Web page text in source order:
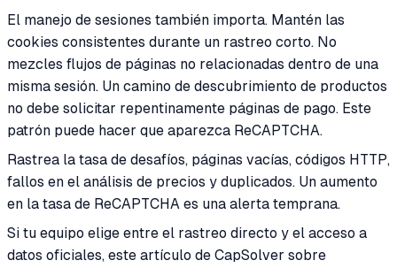
El manejo de sesiones también importa. Mantén las
cookies consistentes durante un rastreo corto. No
mezcles flujos de páginas no relacionadas dentro de una
misma sesión. Un camino de descubrimiento de productos
no debe solicitar repentinamente páginas de pago. Este
patrón puede hacer que aparezca ReCAPTCHA.
Rastrea la tasa de desafíos, páginas vacías, códigos HTTP,
fallos en el análisis de precios y duplicados. Un aumento
en la tasa de ReCAPTCHA es una alerta temprana.
Si tu equipo elige entre el rastreo directo y el acceso a
datos oficiales, este artículo de CapSolver sobre